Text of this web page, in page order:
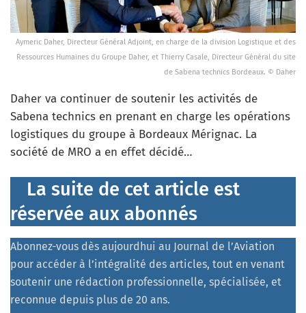
Aymeric Daher, Directeur Général Adjoint, en charge de la division Logistique et des
Ressources Humaines du Groupe Daher, et Thierry Casale, Directeur Général du site
de Sabena technics Bordeaux. © Daher
Daher va continuer de soutenir les activités de
Sabena technics en prenant en charge les opérations
logistiques du groupe à Bordeaux Mérignac. La
société de MRO a en effet décidé…
La suite de cet article est
réservée aux abonnés
Abonnez-vous dès aujourdhui au Journal de l’Aviation
pour accéder à l’intégralité des articles, tout en venant
soutenir une rédaction professionnelle, spécialisée, et
reconnue depuis plus de 20 ans.